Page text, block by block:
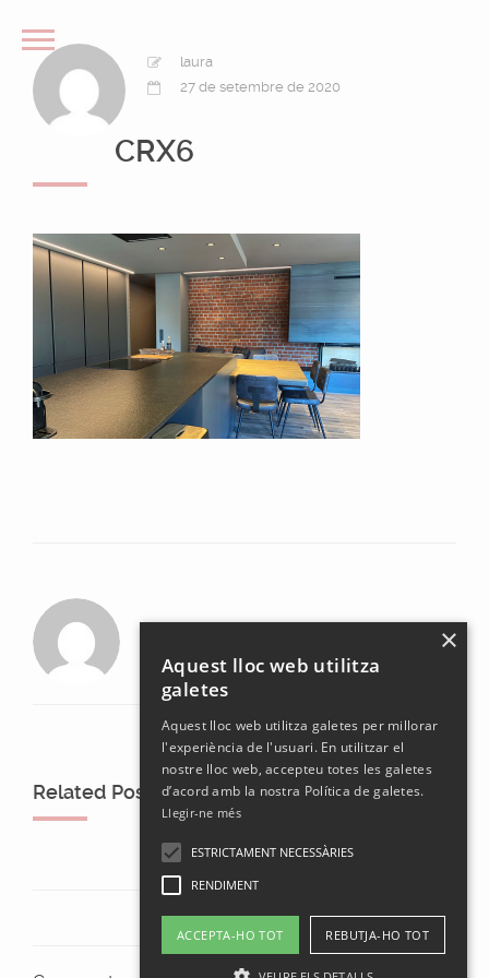
laura
27 de setembre de 2020
CRX6
laura
Related Posts
×
Aquest lloc web utilitza
galetes
Aquest lloc web utilitza galetes per millorar
l'experiència de l'usuari. En utilitzar el
nostre lloc web, accepteu totes les galetes
d’acord amb la nostra Política de galetes.
Llegir-ne més
ESTRICTAMENT NECESSÀRIES
RENDIMENT
ACCEPTA-HO TOT REBUTJA-HO TOT